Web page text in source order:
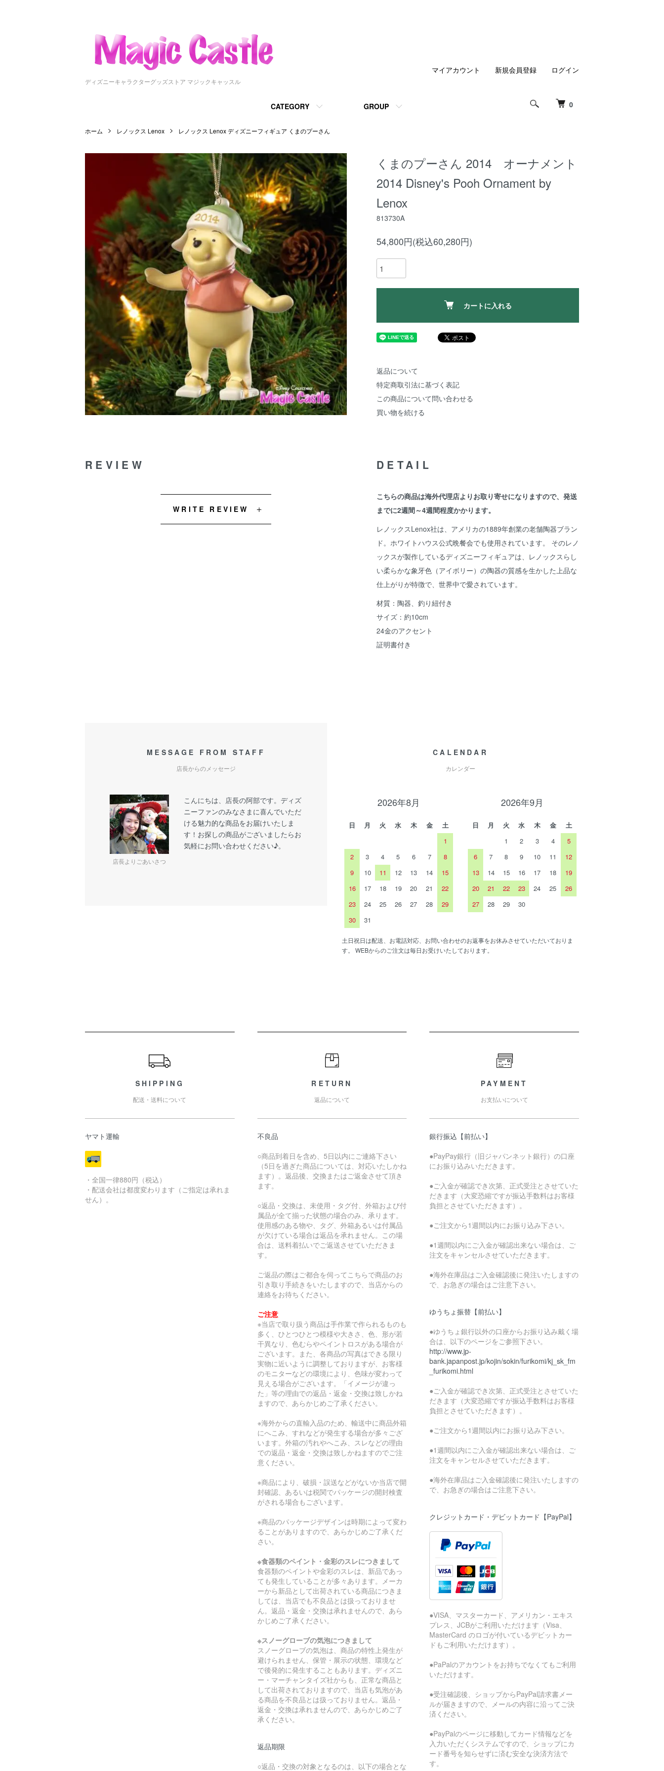
ディズニーキャラクターグッズストア マジックキャッスル
0
CATEGORY GROUP
マイアカウント 新規会員登録 ログイン
ホーム レノックス Lenox レノックス Lenox ディズニーフィギュア くまのプーさん
くまのプーさん 2014 オーナメント
2014 Disney's Pooh Ornament by
Lenox
813730A
54,800円(税込60,280円)
カートに入れる
返品について
特定商取引法に基づく表記
この商品について問い合わせる
買い物を続ける
DETAIL
こちらの商品は海外代理店よりお取り寄せになりますので、発送
までに2週間～4週間程度かかります。
レノックスLenox社は、アメリカの1889年創業の老舗陶器ブラン
ド。ホワイトハウス公式晩餐会でも使用されています。 そのレノ
ックスが製作しているディズニーフィギュアは、レノックスらし
い柔らかな象牙色（アイボリー）の陶器の質感を生かした上品な
仕上がりが特徴で、世界中で愛されています。
材質：陶器、釣り紐付き
サイズ：約10cm
24金のアクセント
証明書付き
REVIEW
WRITE REVIEW
MESSAGE FROM STAFF
店長からのメッセージ
店長よりごあいさつ
こんにちは、店長の阿部です。ディズ
ニーファンのみなさまに喜んでいただ
ける魅力的な商品をお届けいたしま
す！お探しの商品がございましたらお
気軽にお問い合わせください♪。
CALENDAR
カレンダー
2026年8月
日 月 火 水 木 金
土
1
2
3 4 5 6 7
8
9
10 11 12 13 14
15
16
17 18 19 20 21
22
23
24 25 26 27 28
29
30
31
2026年9月
日 月 火 水 木 金
土
1
2 3 4
5
6
7 8 9 10 11
12
13
14 15 16 17 18
19
20
21 22 23 24 25
26
27
28 29 30
土日祝日は配送、お電話対応、お問い合わせのお返事をお休みさせていただいておりま
す。 WEBからのご注文は毎日お受けいたしております。
SHIPPING
配送・送料について
ヤマト運輸
・全国一律880円（税込）
・配送会社は都度変わります（ご指定は承れま
せん）。
RETURN
返品について
不良品
○商品到着日を含め、5日以内にご連絡下さい
（5日を過ぎた商品については、対応いたしかね
ます）。返品後、交換またはご返金させて頂き
ます。
○返品・交換は、未使用・タグ付、外箱および付
属品が全て揃った状態の場合のみ、承ります。
使用感のある物や、タグ、外箱あるいは付属品
が欠けている場合は返品を承れません。この場
合は、送料着払いでご返送させていただきま
す。
ご返品の際はご都合を伺ってこちらで商品のお
引き取り手続きをいたしますので、当店からの
連絡をお待ちください。
ご注意
※当店で取り扱う商品は手作業で作られるものも
多く、ひとつひとつ模様や大きさ、色、形が若
干異なり、色むらやペイントロスがある場合が
ございます。また、各商品の写真はできる限り
実物に近いように調整しておりますが、お客様
のモニターなどの環境により、色味が変わって
見える場合がございます。「イメージが違っ
た」等の理由での返品・返金・交換は致しかね
ますので、あらかじめご了承ください。
※海外からの直輸入品のため、輸送中に商品外箱
にへこみ、すれなどが発生する場合が多々ござ
います。外箱の汚れやへこみ、スレなどの理由
での返品・返金・交換は致しかねますのでご注
意ください。
※商品により、破損・誤送などがないか当店で開
封確認、あるいは税関でパッケージの開封検査
がされる場合もございます。
※商品のパッケージデザインは時期によって変わ
ることがありますので、あらかじめご了承くだ
さい。
※食器類のペイント・金彩のスレにつきまして
食器類のペイントや金彩のスレは、新品であっ
ても発生していることが多々あります。メーカ
ーから新品として出荷されている商品につきま
しては、当店でも不良品とは扱っておりませ
ん。返品・返金・交換は承れませんので、あら
かじめご了承ください。
※スノーグローブの気泡につきまして
スノーグローブの気泡は、商品の特性上発生が
避けられません、保管・展示の状態、環境など
で後発的に発生することもあります。ディズニ
ー・マーチャンタイズ社からも、正常な商品と
して出荷されておりますので、当店も気泡があ
る商品を不良品とは扱っておりません。返品・
返金・交換は承れませんので、あらかじめご了
承ください。
返品期限
○返品・交換の対象となるのは、以下の場合とな
PAYMENT
お支払いについて
銀行振込【前払い】
●PayPay銀行（旧ジャパンネット銀行）の口座
にお振り込みいただきます。
●ご入金が確認でき次第、正式受注とさせていた
だきます（大変恐縮ですが振込手数料はお客様
負担とさせていただきます）。
●ご注文から1週間以内にお振り込み下さい。
●1週間以内にご入金が確認出来ない場合は、ご
注文をキャンセルさせていただきます。
●海外在庫品はご入金確認後に発注いたしますの
で、お急ぎの場合はご注意下さい。
ゆうちょ振替【前払い】
●ゆうちょ銀行以外の口座からお振り込み戴く場
合は、以下のページをご参照下さい。
http://www.jp-
bank.japanpost.jp/kojin/sokin/furikomi/kj_sk_fm
_furikomi.html
●ご入金が確認でき次第、正式受注とさせていた
だきます（大変恐縮ですが振込手数料はお客様
負担とさせていただきます）。
●ご注文から1週間以内にお振り込み下さい。
●1週間以内にご入金が確認出来ない場合は、ご
注文をキャンセルさせていただきます。
●海外在庫品はご入金確認後に発注いたしますの
で、お急ぎの場合はご注意下さい。
クレジットカード・デビットカード【PayPal】
●VISA、マスターカード、アメリカン・エキス
プレス、JCBがご利用いただけます（Visa、
MasterCard のロゴが付いているデビットカー
ドもご利用いただけます）。
●PaPalのアカウントをお持ちでなくてもご利用
いただけます。
●受注確認後、ショップからPayPal請求書メー
ルが届きますので、メールの内容に沿ってご決
済ください。
●PayPalのページに移動してカード情報などを
入力いただくシステムですので、ショップにカ
ード番号を知らせずに済む安全な決済方法で
す。